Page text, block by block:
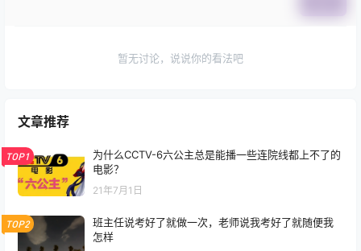
暂无讨论，说说你的看法吧
文章推荐
TOP1
为什么CCTV-6六公主总是能播一些连院线都上不了的
电影？
21年7月1日
TOP2
班主任说考好了就做一次，老师说我考好了就随便我
怎样